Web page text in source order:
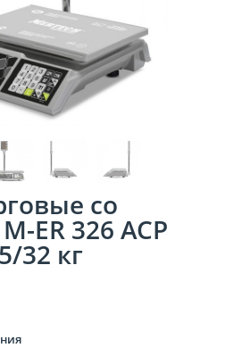
со
ER 326 ACP
32 кг